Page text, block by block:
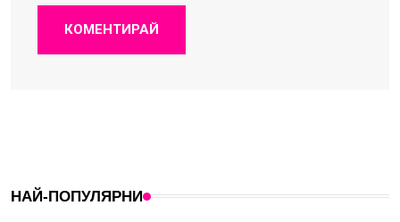
КОМЕНТИРАЙ
НАЙ-ПОПУЛЯРНИ